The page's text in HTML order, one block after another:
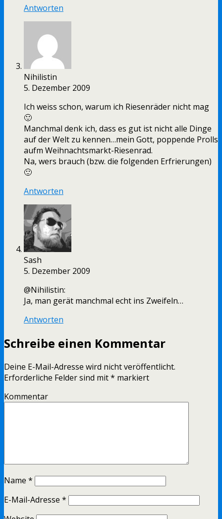
Antworten
Nihilistin
5. Dezember 2009
Ich weiss schon, warum ich Riesenräder nicht mag
🙂
Manchmal denk ich, dass es gut ist nicht alle Dinge
auf der Welt zu kennen…mein Gott, poppende Prolls
aufm Weihnachtsmarkt-Riesenrad.
Na, wers brauch (bzw. die folgenden Erfrierungen)
🙂
Antworten
Sash
5. Dezember 2009
@Nihilistin:
Ja, man gerät manchmal echt ins Zweifeln…
Antworten
Schreibe einen Kommentar
Deine E-Mail-Adresse wird nicht veröffentlicht.
Erforderliche Felder sind mit* markiert
Kommentar
Name *
E-Mail-Adresse *